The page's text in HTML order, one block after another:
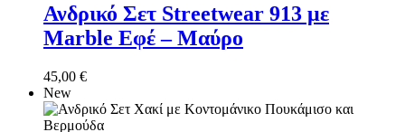
Ανδρικό Σετ Streetwear 913 με
Marble Εφέ – Μαύρο
45,00 €
New